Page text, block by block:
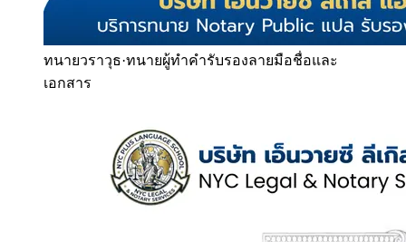
ทนายวราวุธ·ทนายผู้ทำคำรับรองลายมือชื่อและ
เอกสาร